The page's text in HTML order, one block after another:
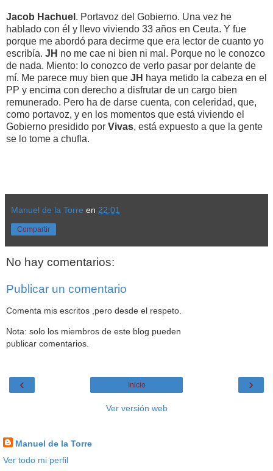
Jacob Hachuel . Portavoz del Gobierno. Una vez he
hablado con él y llevo viviendo 33 años en Ceuta. Y fue
porque me abordó para decirme que era lector de cuanto yo
escribía. JH no me cae ni bien ni mal. Porque no le conozco
de nada. Miento: lo conozco de verlo pasar por delante de
mí. Me parece muy bien que JH haya metido la cabeza en el
PP y encima con derecho a disfrutar de un cargo bien
remunerado. Pero ha de darse cuenta, con celeridad, que,
como portavoz, y en los momentos que está viviendo el
Gobierno presidido por Vivas, está expuesto a que la gente
se lo tome a chufla.
Manuel de la Torre en 22:01
Compartir
No hay comentarios:
Publicar un comentario
Comenta mis escritos ,pero desde el respeto.
Nota: solo los miembros de este blog pueden
publicar comentarios.
‹ ›
Inicio
Ver versión web
Manuel de la Torre
Ver todo mi perfil